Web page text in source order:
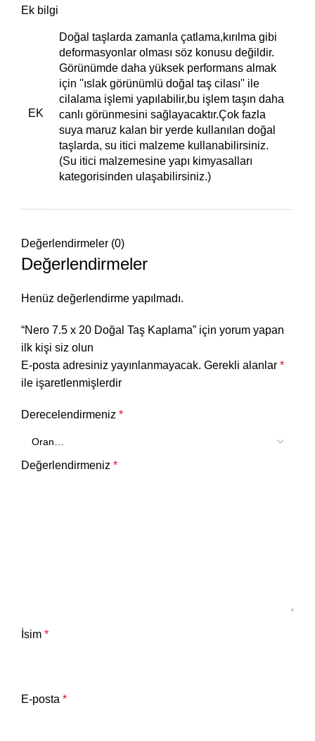
Ek bilgi
EK
Doğal taşlarda zamanla çatlama,kırılma gibi
deformasyonlar olması söz konusu değildir.
Görünümde daha yüksek performans almak
için ''ıslak görünümlü doğal taş cilası'' ile
cilalama işlemi yapılabilir,bu işlem taşın daha
canlı görünmesini sağlayacaktır.Çok fazla
suya maruz kalan bir yerde kullanılan doğal
taşlarda, su itici malzeme kullanabilirsiniz.
(Su itici malzemesine yapı kimyasalları
kategorisinden ulaşabilirsiniz.)
Değerlendirmeler (0)
Değerlendirmeler
Henüz değerlendirme yapılmadı.
“Nero 7.5 x 20 Doğal Taş Kaplama” için yorum yapan
ilk kişi siz olun
E-posta adresiniz yayınlanmayacak. Gerekli alanlar *
ile işaretlenmişlerdir
Derecelendirmeniz *
Değerlendirmeniz *
İsim *
E-posta *